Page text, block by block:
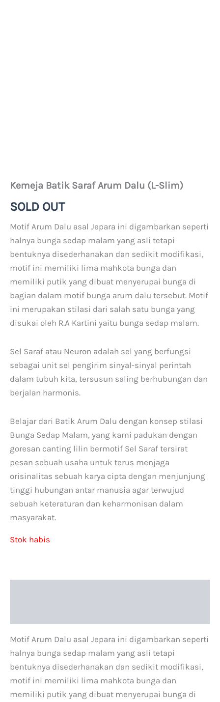
Kemeja Batik Saraf Arum Dalu (L-Slim)
SOLD OUT
Motif Arum Dalu asal Jepara ini digambarkan seperti
halnya bunga sedap malam yang asli tetapi
bentuknya disederhanakan dan sedikit modifikasi,
motif ini memiliki lima mahkota bunga dan
memiliki putik yang dibuat menyerupai bunga di
bagian dalam motif bunga arum dalu tersebut. Motif
ini merupakan stilasi dari salah satu bunga yang
disukai oleh R.A Kartini yaitu bunga sedap malam.
Sel Saraf atau Neuron adalah sel yang berfungsi
sebagai unit sel pengirim sinyal-sinyal perintah
dalam tubuh kita, tersusun saling berhubungan dan
berjalan harmonis.
Belajar dari Batik Arum Dalu dengan konsep stilasi
Bunga Sedap Malam, yang kami padukan dengan
goresan canting lilin bermotif Sel Saraf tersirat
pesan sebuah usaha untuk terus menjaga
orisinalitas sebuah karya cipta dengan menjunjung
tinggi hubungan antar manusia agar terwujud
sebuah keteraturan dan keharmonisan dalam
masyarakat.
Stok habis
Motif Arum Dalu asal Jepara ini digambarkan seperti
halnya bunga sedap malam yang asli tetapi
bentuknya disederhanakan dan sedikit modifikasi,
motif ini memiliki lima mahkota bunga dan
memiliki putik yang dibuat menyerupai bunga di